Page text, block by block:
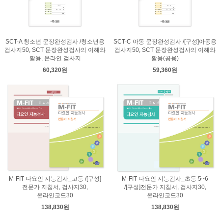
SCT-A 청소년 문장완성검사 /청소년용
검사지50, SCT 문장완성검사의 이해와
활용, 온라인 검사지
60,320원
SCT-C 아동 문장완성검사 /[구성]아동용
검사지50, SCT 문장완성검사의 이해와
활용(공용)
59,360원
M-FIT 다요인 지능검사_고등 /[구성]
전문가 지침서, 검사지30,
온라인코드30
138,830원
M-FIT 다요인 지능검사_초등 5~6
/[구성]전문가 지침서, 검사지30,
온라인코드30
138,830원